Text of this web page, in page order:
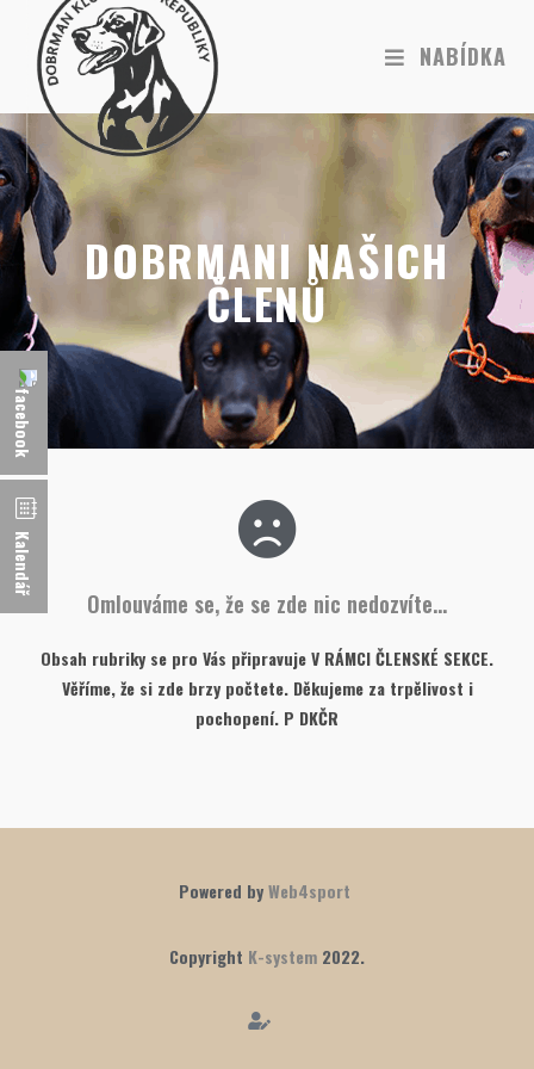
NABÍDKA
DOBRMANI NAŠICH
ČLENŮ
Omlouváme se, že se zde nic nedozvíte...
Obsah rubriky se pro Vás připravuje V RÁMCI ČLENSKÉ SEKCE.
Věříme, že si zde brzy počtete. Děkujeme za trpělivost i
pochopení. P DKČR
Powered byWeb4sport
Copyright K-system 2022.
Kalendář